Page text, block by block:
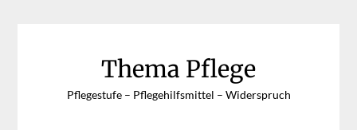
Thema Pflege
Pflegestufe – Pflegehilfsmittel – Widerspruch